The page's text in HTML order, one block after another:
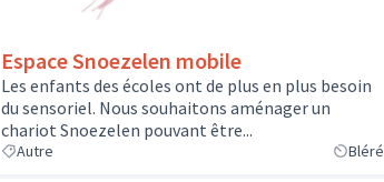
Espace Snoezelen mobile
Les enfants des écoles ont de plus en plus besoin
du sensoriel. Nous souhaitons aménager un
chariot Snoezelen pouvant être...
Autre Bléré